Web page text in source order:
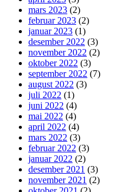
mars 2023 (2)
februar 2023 (2)
januar 2023 (1)
desember 2022 (3)
november 2022 (2)
oktober 2022 (3)
september 2022 (7)
august 2022 (3)
juli 2022 (1)
juni 2022 (4)
mai 2022 (4)
april 2022 (4)
mars 2022 (3)
februar 2022 (3)
januar 2022 (2)
desember 2021 (3)
november 2021 (2)